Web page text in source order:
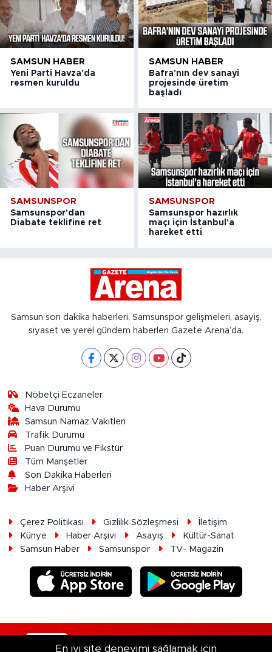
SAMSUN HABER
Yeni Parti Havza'da
resmen kuruldu
SAMSUN HABER
Bafra'nın dev sanayi
projesinde üretim
başladı
SAMSUNSPOR
Samsunspor'dan
Diabate teklifine ret
SAMSUNSPOR
Samsunspor hazırlık
maçı için İstanbul'a
hareket etti
Samsun son dakika haberleri, Samsunspor gelişmeleri, asayiş,
siyaset ve yerel gündem haberleri Gazete Arena’da.
Nöbetçi Eczaneler
Hava Durumu
Samsun Namaz Vakitleri
Trafik Durumu
Puan Durumu ve Fikstür
Tüm Manşetler
Son Dakika Haberleri
Haber Arşivi
Çerez Politikası Gizlilik Sözleşmesi
İletişim
Künye
Haber Arşivi Asayiş
Kültür-Sanat
Samsun Haber
Samsunspor TV- Magazin
RSS Copyright © 2026. Her hakkı saklıdır.
En iyi site deneyimi sağlamak için